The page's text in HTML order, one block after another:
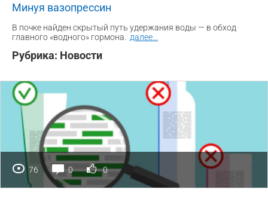
Минуя вазопрессин
В почке найден скрытый путь удержания воды — в обход
главного «водного» гормона.
далее
Рубрика: Новости
76 0 0